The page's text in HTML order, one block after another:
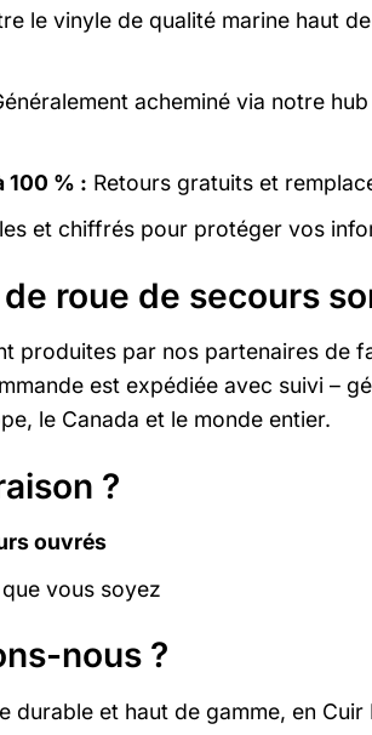
le vinyle de qualité marine haut
acheminé via notre
100 % : Retours gratuits et
et chiffrés pour protéger vos
roue de secours
produites par nos partenaires
est expédiée avec suivi –
le Canada et le monde entier.
?
ouvrés
vous soyez
nous ?
durable et haut de gamme, en